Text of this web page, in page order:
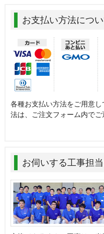
お支払い方法につ
各種お支払い方法をご用意
法は、ご注文フォーム内でご
お伺いする工事担